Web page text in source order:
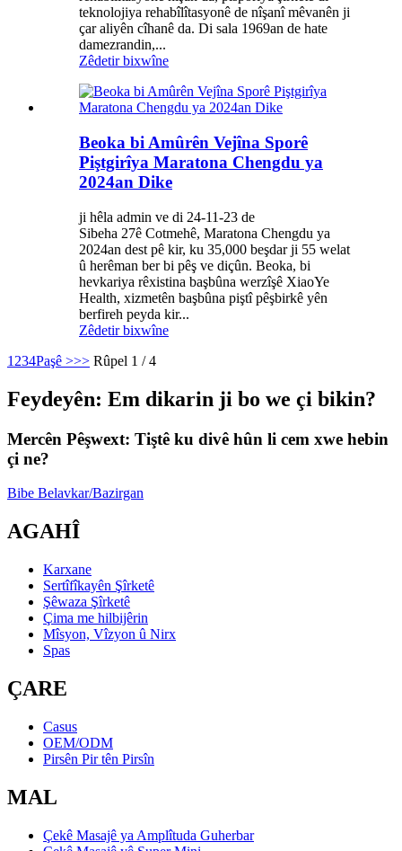
teknolojiya rehabîlîtasyonê de nîşanî mêvanên ji
çar aliyên cîhanê da. Di sala 1969an de hate
damezrandin,...
Zêdetir bixwîne
Beoka bi Amûrên Vejîna Sporê
Piştgirîya Maratona Chengdu ya
2024an Dike
ji hêla admin ve di 24-11-23 de
Sibeha 27ê Cotmehê, Maratona Chengdu ya
2024an dest pê kir, ku 35,000 beşdar ji 55 welat
û herêman ber bi pêş ve diçûn. Beoka, bi
hevkariya rêxistina başbûna werzîşê XiaoYe
Health, xizmetên başbûna piştî pêşbirkê yên
berfireh peyda kir...
Zêdetir bixwîne
1 234Paşê >>> Rûpel 1 / 4
Feydeyên: Em dikarin ji bo we çi bikin?
Mercên Pêşwext: Tiştê ku divê hûn li cem xwe hebin
çi ne?
Bibe Belavkar/Bazirgan
AGAHÎ
Karxane
Sertîfîkayên Şîrketê
Şêwaza Şîrketê
Çima me hilbijêrin
Mîsyon, Vîzyon û Nirx
Spas
ÇARE
Casus
OEM/ODM
Pirsên Pir tên Pirsîn
MAL
Çekê Masajê ya Amplîtuda Guherbar